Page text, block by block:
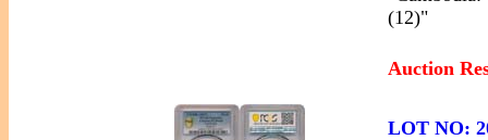
(12)"
Auction
LOT NO: